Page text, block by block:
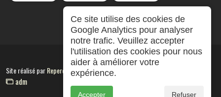
Site réalisé parRepereCom
adm
Ce site utilise des cookies de
Google Analytics pour analyser
notre trafic. Veuillez accepter
l'utilisation des cookies pour nous
aider à améliorer votre
expérience.
Accepter Refuser